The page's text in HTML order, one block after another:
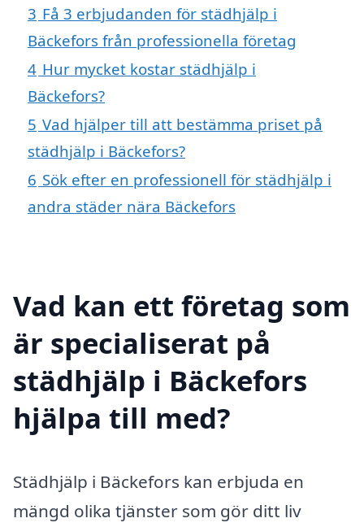
3 Få 3 erbjudanden för städhjälp i
Bäckefors från professionella företag
4 Hur mycket kostar städhjälp i
Bäckefors?
5 Vad hjälper till att bestämma priset på
städhjälp i Bäckefors?
6 Sök efter en professionell för städhjälp i
andra städer nära Bäckefors
Vad kan ett företag som
är specialiserat på
städhjälp i Bäckefors
hjälpa till med?
Städhjälp i Bäckefors kan erbjuda en
mängd olika tjänster som gör ditt liv